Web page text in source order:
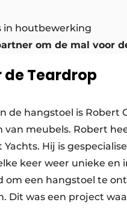
in houtbewerking
om de mal voor
de Teardrop
de hangstoel is Robert
van meubels. Robert
Hij is
keer weer unieke
om een hangstoel te
Dit was een project